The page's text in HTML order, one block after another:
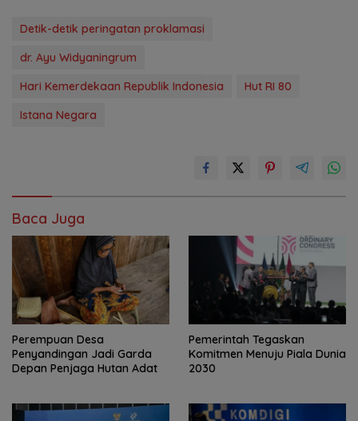
Detik-detik peringatan proklamasi
dr. Ayu Widyaningrum
Hari Kemerdekaan Republik Indonesia
Hut RI 80
Istana Negara
Baca Juga
Perempuan Desa
Penyandingan Jadi Garda
Depan Penjaga Hutan Adat
Pemerintah Tegaskan
Komitmen Menuju Piala Dunia
2030